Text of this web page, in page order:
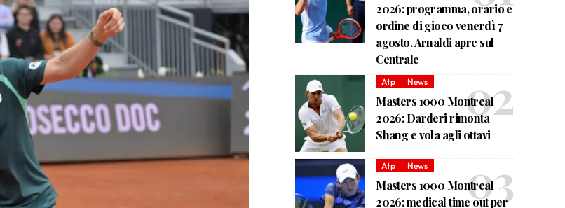
2026: programma, orario e
ordine di gioco venerdì 7
agosto. Arnaldi apre sul
Centrale
Atp News
Masters 1000 Montreal
2026: Darderi rimonta
Shang e vola agli ottavi
Atp News
Masters 1000 Montreal
2026: medical time out per